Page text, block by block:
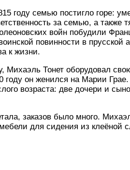
году семью постигло горе:
за семью, а также
войн побудили
повинности в прусской
к жизни.
Михаэль Тонет оборудовал
году он женился на Марии
возраста: две дочери и
заказов было много.
для сидения из клеёной